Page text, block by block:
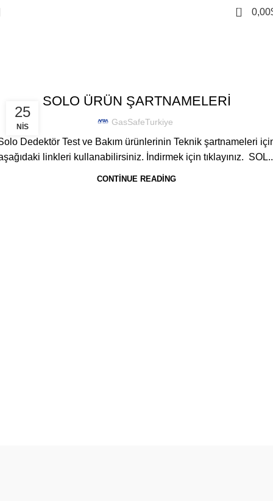
0 0,00
25
NIS
SOLO ÜRÜN ŞARTNAMELERİ
GasSafeTurkiye
Dedektör Test ve Bakım ürünlerinin Teknik şartnameleri
linkleri kullanabilirsiniz. İndirmek için tıklayınız.
CONTINUE READING